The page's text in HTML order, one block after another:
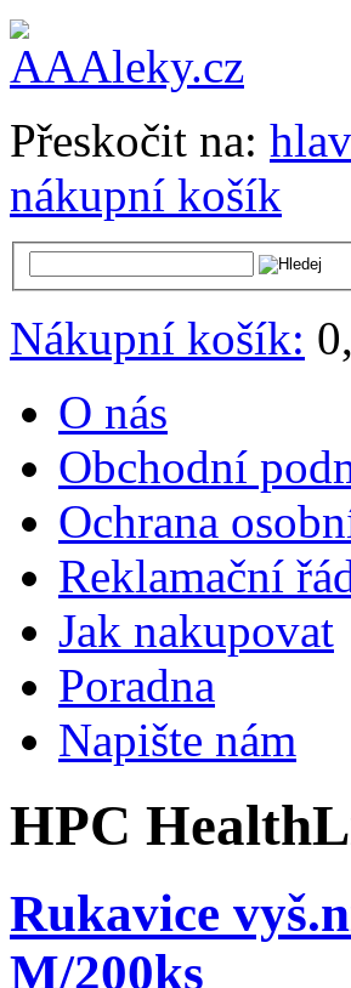
Přeskočit na:
nákupní košík
Nákupní košík:
O nás
Obchodní
Ochrana
Reklamační
Jak nakupovat
Poradna
Napište nám
HPC
Rukavice
M/200ks